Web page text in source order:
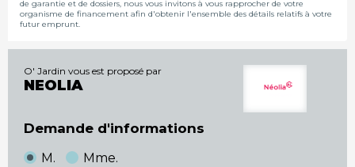
61,93m² 179 950€
étage
demander le plan
de garantie et de dossiers, nous vous invitons à vous rapprocher de votre
organisme de financement afin d'obtenir l'ensemble des détails relatifs à votre
futur emprunt.
O' Jardin vous est proposé par
NEOLIA
Demande d'informations
M. Mme.